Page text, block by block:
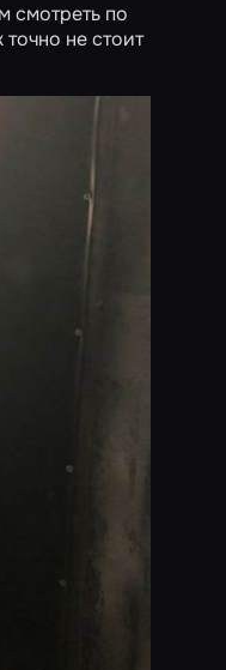
смотреть по
не стоит